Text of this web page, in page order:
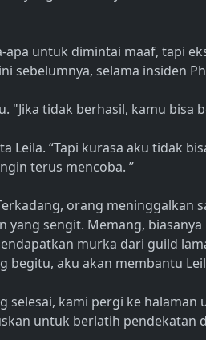
apa untuk dimintai maaf, tapi
sebelumnya, selama insiden
"Jika tidak berhasil, kamu bisa
Leila. “Tapi kurasa aku tidak
terus mencoba. ”
orang meninggalkan
yang sengit. Memang,
murka dari guild
begitu, aku akan membantu
selesai, kami pergi ke
untuk berlatih pendekatan